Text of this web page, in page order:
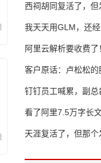
西祠胡同复活了，
我天天用GLM，还
16万亿
阿里云解析要收费
客户原话：卢松松的
钉钉员工喊累，副
了
看了阿里7.5万字长
天涯复活了，但那